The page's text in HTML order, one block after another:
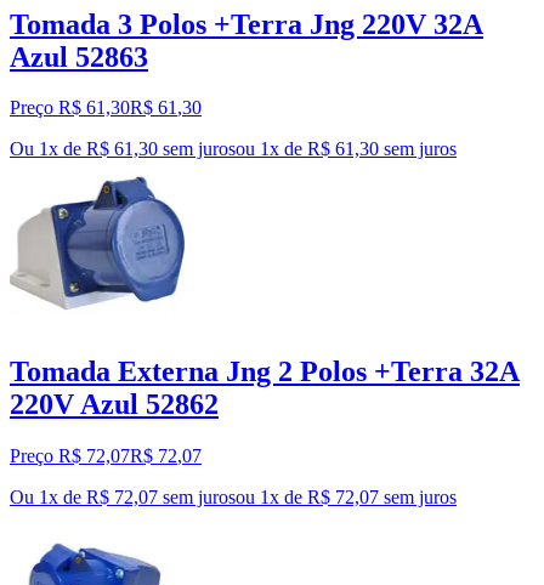
Tomada 3 Polos +Terra Jng 220V 32A
Azul 52863
Preço R$ 61,30R$ 61,30
Ou 1x de R$ 61,30 sem jurosou 1x de R$ 61,30 sem juros
Tomada Externa Jng 2 Polos +Terra 32A
220V Azul 52862
Preço R$ 72,07R$ 72,07
Ou 1x de R$ 72,07 sem jurosou 1x de R$ 72,07 sem juros